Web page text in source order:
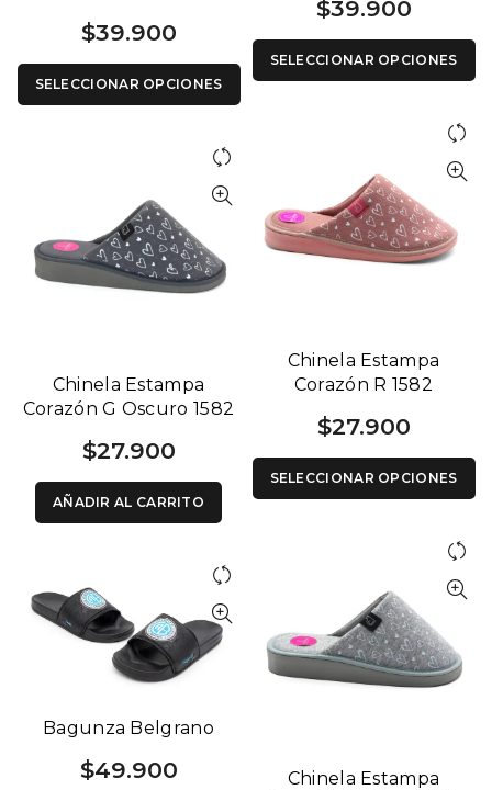
$39.900
SELECCIONAR OPCIONES
$39.900
SELECCIONAR OPCIONES
Chinela Estampa
Corazón R 1582
$27.900
SELECCIONAR OPCIONES
Chinela Estampa
Corazón G Oscuro 1582
$27.900
AÑADIR AL CARRITO
Chinela Estampa
Bagunza Belgrano
$49.900